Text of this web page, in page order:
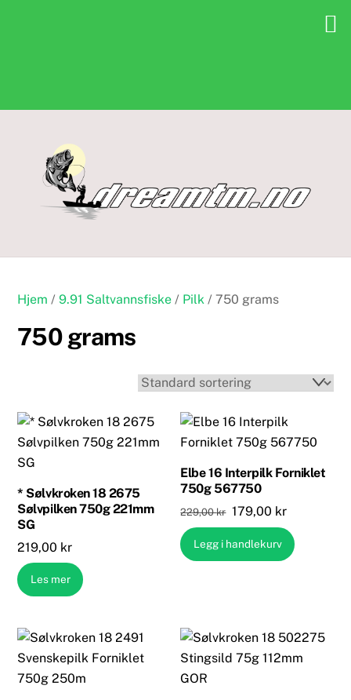
Hjem /9.91 Saltvannsfiske / Pilk / 750 grams
750 grams
* Sølvkroken 18 2675
Sølvpilken 750g 221mm
SG
219,00 kr
Les mer
Elbe 16 Interpilk Forniklet
750g 567750
229,00kr Opprinnelig
pris
var:
179,00 kr
pris
er:
Legg i handlekurv